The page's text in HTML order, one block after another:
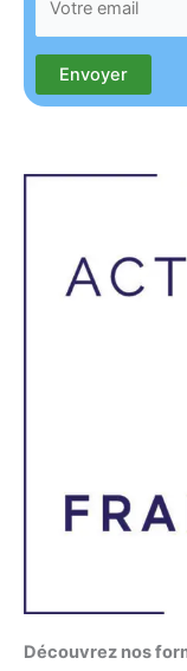
Découvrez nos